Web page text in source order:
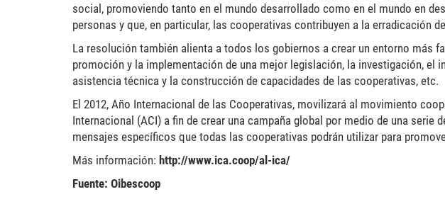
social, promoviendo tanto en el mundo desarrollado como en el mundo en
personas y que, en particular, las cooperativas contribuyen a la erradicación
La resolución también alienta a todos los gobiernos a crear un entorno más
promoción y la implementación de una mejor legislación, la investigación, el
asistencia técnica y la construcción de capacidades de las cooperativas, etc.
El 2012, Año Internacional de las Cooperativas, movilizará al movimiento
Internacional (ACI) a fin de crear una campaña global por medio de una serie
mensajes específicos que todas las cooperativas podrán utilizar para
Más información: http://www.ica.coop/al-ica/
Fuente: Oibescoop